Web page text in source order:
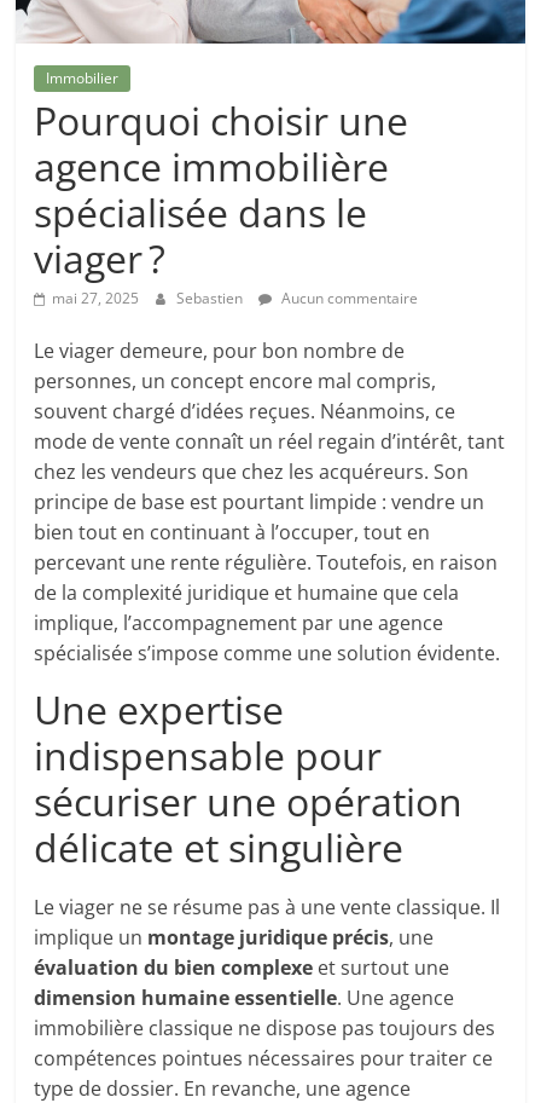
Immobilier
Pourquoi choisir une
agence immobilière
spécialisée dans le
viager ?
mai 27, 2025 Sebastien Aucun commentaire
Le viager demeure, pour bon nombre de
personnes, un concept encore mal compris,
souvent chargé d’idées reçues. Néanmoins, ce
mode de vente connaît un réel regain d’intérêt, tant
chez les vendeurs que chez les acquéreurs. Son
principe de base est pourtant limpide : vendre un
bien tout en continuant à l’occuper, tout en
percevant une rente régulière. Toutefois, en raison
de la complexité juridique et humaine que cela
implique, l’accompagnement par une agence
spécialisée s’impose comme une solution évidente.
Une expertise
indispensable pour
sécuriser une opération
délicate et singulière
Le viager ne se résume pas à une vente classique. Il
implique un montage juridique précis, une
évaluation du bien complexe et surtout une
dimension humaine essentielle. Une agence
immobilière classique ne dispose pas toujours des
compétences pointues nécessaires pour traiter ce
type de dossier. En revanche, une agence